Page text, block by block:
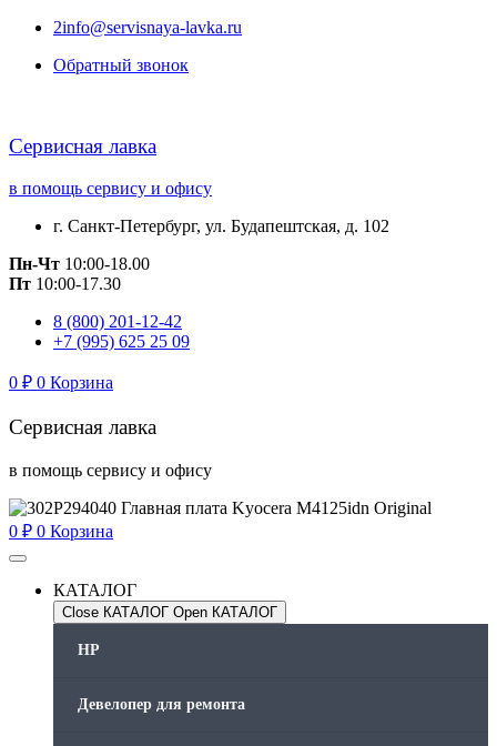
2info@servisnaya-lavka.ru
Обратный звонок
Сервисная лавка
в помощь сервису и офису
г. Санкт-Петербург, ул. Будапештская, д. 102
Пн-Чт 10:00-18.00
Пт 10:00-17.30
8 (800) 201-12-42
+7 (995) 625 25 09
0 ₽ 0 Корзина
Сервисная лавка
в помощь сервису и офису
0 ₽ 0 Корзина
КАТАЛОГ
Close КАТАЛОГ Open КАТАЛОГ
HP
Девелопер для ремонта